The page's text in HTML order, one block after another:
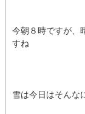
今朝８時ですが、
すね
雪は今日はそんな